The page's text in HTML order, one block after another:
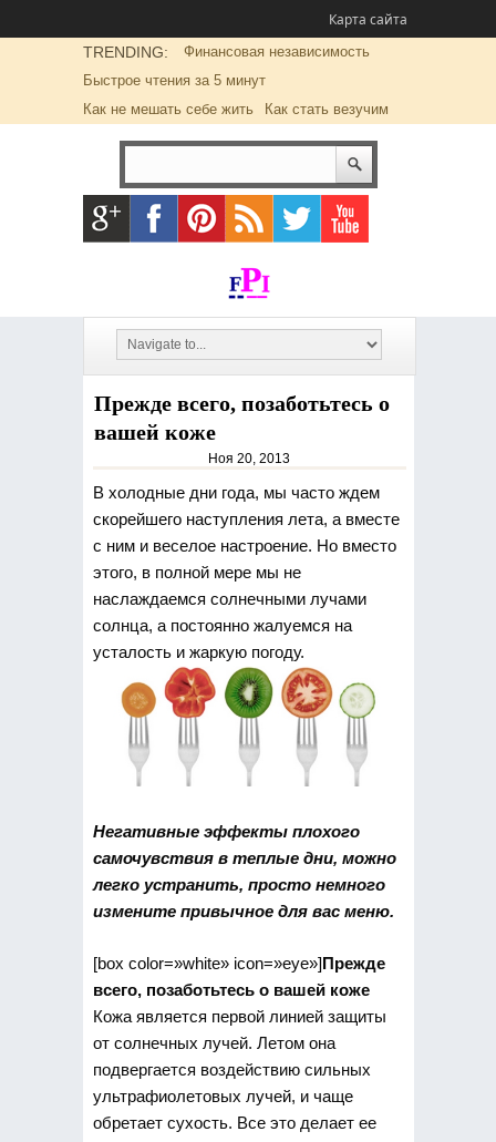
Карта сайта
TRENDING:
Финансовая независимость
Быстрое чтения за 5 минут
Как не мешать себе жить
Как стать везучим
Прежде всего, позаботьтесь о
вашей коже
Ноя 20, 2013
В холодные дни года, мы часто ждем
скорейшего наступления лета, а вместе
с ним и веселое настроение. Но вместо
этого, в полной мере мы не
наслаждаемся солнечными лучами
солнца, а постоянно жалуемся на
усталость и жаркую погоду.
Негативные эффекты плохого
самочувствия в теплые дни, можно
легко устранить, просто немного
измените привычное для вас меню.
[box color=»white» icon=»eye»]Прежде
всего, позаботьтесь о вашей коже
Кожа является первой линией защиты
от солнечных лучей. Летом она
подвергается воздействию сильных
ультрафиолетовых лучей, и чаще
обретает сухость. Все это делает ее